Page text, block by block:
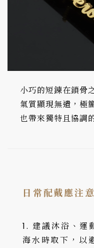
小巧的短鍊在鎖骨
氣質顯現無遺，極
也帶來獨特且協調
日常配戴應注意
1. 建議沐浴、運
海水時取下，以